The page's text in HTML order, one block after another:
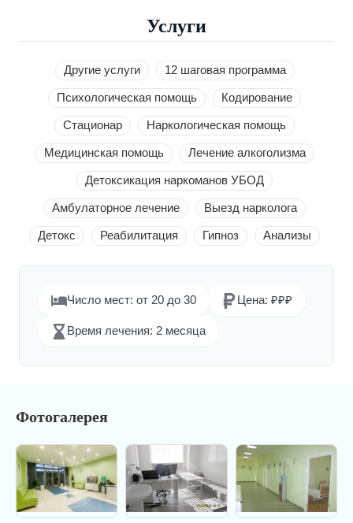
Услуги
Другие услуги 12 шаговая программа
Психологическая помощь Кодирование
Стационар Наркологическая помощь
Медицинская помощь Лечение алкоголизма
Детоксикация наркоманов УБОД
Амбулаторное лечение Выезд нарколога
Детокс Реабилитация Гипноз Анализы
Число мест: от 20 до 30 Цена: ₽₽₽
Время лечения: 2 месяца
Фотогалерея